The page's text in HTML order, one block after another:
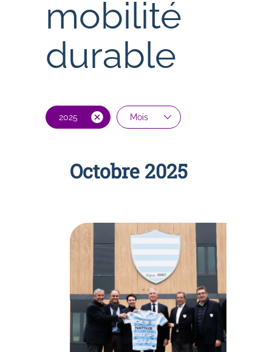
SERVICES PRIVÉS
Réguliers et occasionnels
Location d'autocar avec chauffeur
mobilité
durable
2025 Mois
Octobre 2025